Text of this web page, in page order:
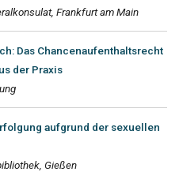
Frankfurt am Main
Das Chancenaufenthaltsrecht
der Praxis
aufgrund der sexuellen
Gießen